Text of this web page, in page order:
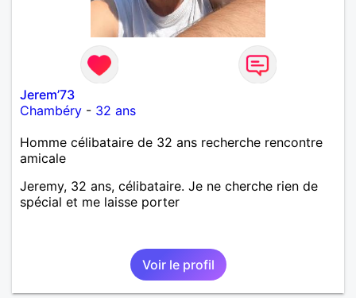
Jerem’73
Chambéry - 32 ans
Homme célibataire de 32 ans recherche rencontre
amicale
Jeremy, 32 ans, célibataire. Je ne cherche rien de
spécial et me laisse porter
Voir le profil